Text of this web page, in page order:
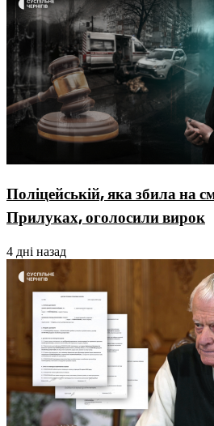
Поліцейській, яка збила на
Прилуках, оголосили вирок
4 дні назад